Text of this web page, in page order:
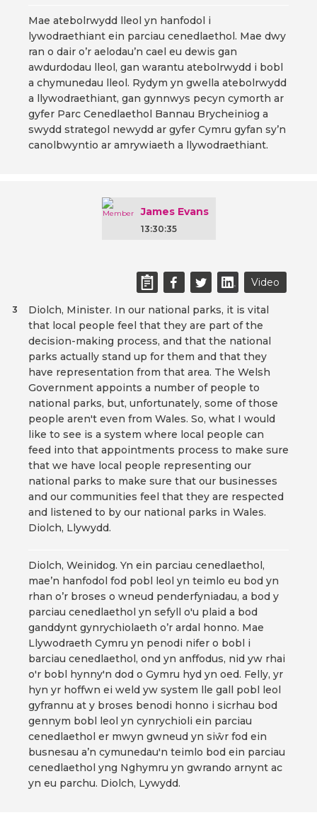
Mae atebolrwydd lleol yn hanfodol i
lywodraethiant ein parciau cenedlaethol. Mae dwy
ran o dair o’r aelodau’n cael eu dewis gan
awdurdodau lleol, gan warantu atebolrwydd i bobl
a chymunedau lleol. Rydym yn gwella atebolrwydd
a llywodraethiant, gan gynnwys pecyn cymorth ar
gyfer Parc Cenedlaethol Bannau Brycheiniog a
swydd strategol newydd ar gyfer Cymru gyfan sy’n
canolbwyntio ar amrywiaeth a llywodraethiant.
James Evans
13:30:35
Video
Diolch, Minister. In our national parks, it is vital
that local people feel that they are part of the
decision-making process, and that the national
parks actually stand up for them and that they
have representation from that area. The Welsh
Government appoints a number of people to
national parks, but, unfortunately, some of those
people aren't even from Wales. So, what I would
like to see is a system where local people can
feed into that appointments process to make sure
that we have local people representing our
national parks to make sure that our businesses
and our communities feel that they are respected
and listened to by our national parks in Wales.
Diolch, Llywydd.
3
Diolch, Weinidog. Yn ein parciau cenedlaethol,
mae’n hanfodol fod pobl leol yn teimlo eu bod yn
rhan o’r broses o wneud penderfyniadau, a bod y
parciau cenedlaethol yn sefyll o'u plaid a bod
ganddynt gynrychiolaeth o’r ardal honno. Mae
Llywodraeth Cymru yn penodi nifer o bobl i
barciau cenedlaethol, ond yn anffodus, nid yw rhai
o'r bobl hynny'n dod o Gymru hyd yn oed. Felly, yr
hyn yr hoffwn ei weld yw system lle gall pobl leol
gyfrannu at y broses benodi honno i sicrhau bod
gennym bobl leol yn cynrychioli ein parciau
cenedlaethol er mwyn gwneud yn siŵr fod ein
busnesau a’n cymunedau'n teimlo bod ein parciau
cenedlaethol yng Nghymru yn gwrando arnynt ac
yn eu parchu. Diolch, Lywydd.